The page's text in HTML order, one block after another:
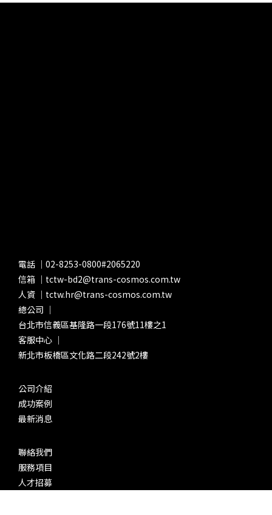
電話 ｜02-8253-0800#2065220
信箱 ｜tctw-bd2@trans-cosmos.com.tw
人資 ｜tctw.hr@trans-cosmos.com.tw
總公司 ｜
台北市信義區基隆路一段176號11樓之1
客服中心 ｜
新北市板橋區文化路二段242號2樓
公司介紹
成功案例
最新消息
聯絡我們
服務項目
人才招募